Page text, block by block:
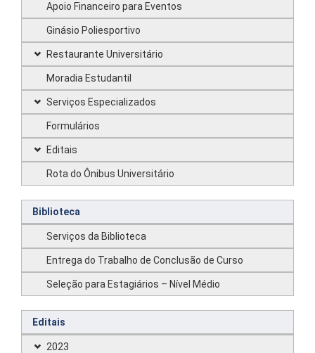
Apoio Financeiro para Eventos
Ginásio Poliesportivo
Restaurante Universitário
Moradia Estudantil
Serviços Especializados
Formulários
Editais
Rota do Ônibus Universitário
Biblioteca
Serviços da Biblioteca
Entrega do Trabalho de Conclusão de Curso
Seleção para Estagiários – Nível Médio
Editais
2023